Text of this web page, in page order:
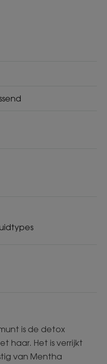
is de detox
haar. Het is verrijkt
van Mentha